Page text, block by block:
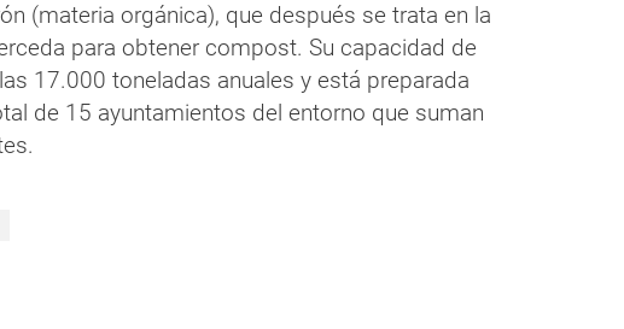
(materia orgánica), que después se trata en la
para obtener compost. Su capacidad de
17.000 toneladas anuales y está preparada
de 15 ayuntamientos del entorno que suman